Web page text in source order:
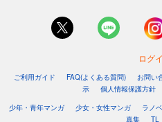
ログ
ご利用ガイド FAQ(よくある質問) お問い
示
個人情報保護方針
少年・青年マンガ
少女・女性マンガ ラノベ
真集
TL